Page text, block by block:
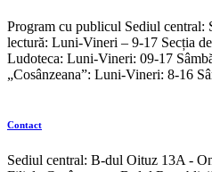
Program cu publicul Sediul central:
lectură: Luni-Vineri – 9-17 Secția
Ludoteca: Luni-Vineri: 09-17
„Cosânzeana”: Luni-Vineri: 8-16
Contact
Sediul central: B-dul Oituz 13A -